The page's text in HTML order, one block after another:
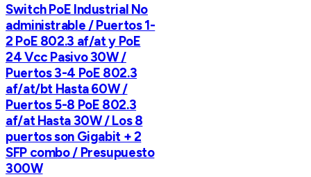
Switch PoE Industrial No
administrable / Puertos 1-
2 PoE 802.3 af/at y PoE
24 Vcc Pasivo 30W /
Puertos 3-4 PoE 802.3
af/at/bt Hasta 60W /
Puertos 5-8 PoE 802.3
af/at Hasta 30W / Los 8
puertos son Gigabit + 2
SFP combo / Presupuesto
300W